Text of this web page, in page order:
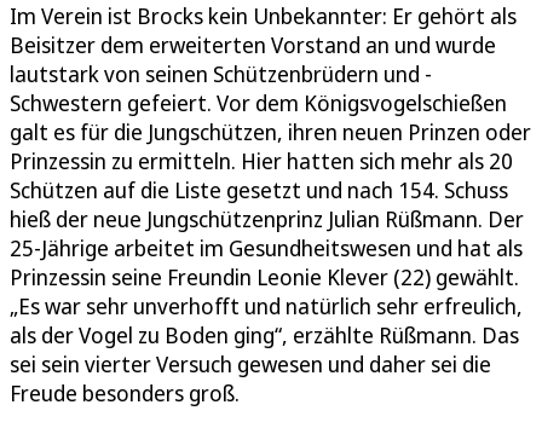
Im Verein ist Brocks kein Unbekannter: Er gehört als
Beisitzer dem erweiterten Vorstand an und wurde
lautstark von seinen Schützenbrüdern und -
Schwestern gefeiert. Vor dem Königsvogelschießen
galt es für die Jungschützen, ihren neuen Prinzen oder
Prinzessin zu ermitteln. Hier hatten sich mehr als 20
Schützen auf die Liste gesetzt und nach 154. Schuss
hieß der neue Jungschützenprinz Julian Rüßmann. Der
25-Jährige arbeitet im Gesundheitswesen und hat als
Prinzessin seine Freundin Leonie Klever (22) gewählt.
„Es war sehr unverhofft und natürlich sehr erfreulich,
als der Vogel zu Boden ging“, erzählte Rüßmann. Das
sei sein vierter Versuch gewesen und daher sei die
Freude besonders groß.